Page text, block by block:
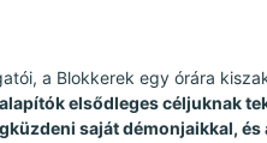
a Blokkerek egy órára
elsődleges céljuknak
saját démonjaikkal,